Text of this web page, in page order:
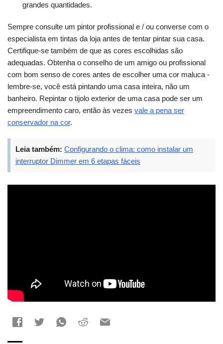
grandes quantidades.
Sempre consulte um pintor profissional e / ou converse com o
especialista em tintas da loja antes de tentar pintar sua casa.
Certifique-se também de que as cores escolhidas são
adequadas. Obtenha o conselho de um amigo ou profissional
com bom senso de cores antes de escolher uma cor maluca -
lembre-se, você está pintando uma casa inteira, não um
banheiro. Repintar o tijolo exterior de uma casa pode ser um
empreendimento caro, então às vezes vale a pena ser
conservador na cor.
Leia também: Configurando o clima: como instalar um
interruptor Dimmer em 6 etapas fáceis